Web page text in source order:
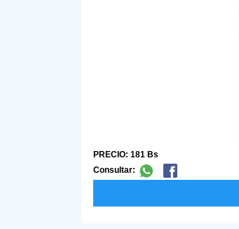
PRECIO: 181 Bs
Consultar: